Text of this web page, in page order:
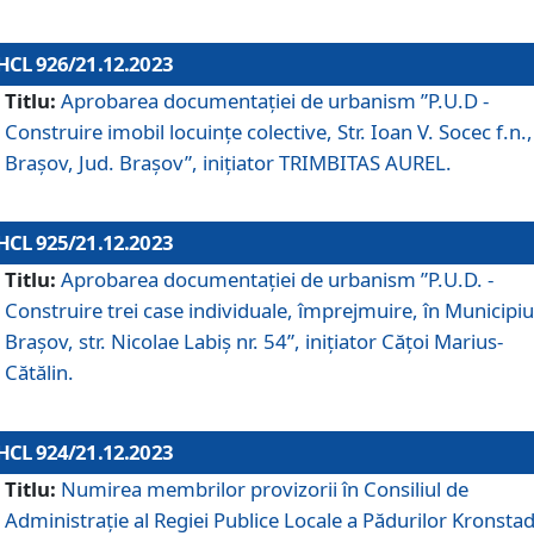
926/21.12.2023
Titlu: Aprobarea documentaţiei de urbanism ”P.U.D -
Construire imobil locuințe colective, Str. Ioan V. Socec f.n.,
Brașov, Jud. Brașov”, inițiator TRIMBITAS AUREL.
925/21.12.2023
Titlu: Aprobarea documentaţiei de urbanism ”P.U.D. -
Construire trei case individuale, împrejmuire, în
Brașov, str. Nicolae Labiș nr. 54”, inițiator Cățoi Marius-
Cătălin.
924/21.12.2023
Titlu: Numirea membrilor provizorii în Consiliul de
Administraţie al Regiei Publice Locale a Pădurilor